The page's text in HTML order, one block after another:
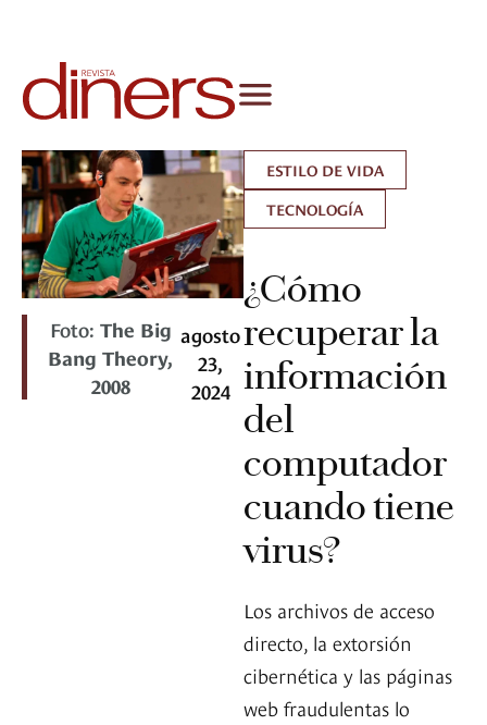
Foto: The Big
Bang Theory,
2008
agosto
23,
2024
ESTILO DE VIDA
TECNOLOGÍA
¿Cómo
recuperar la
información
del
computador
cuando tiene
virus?
Los archivos de acceso
directo, la extorsión
cibernética y las páginas
web fraudulentas lo